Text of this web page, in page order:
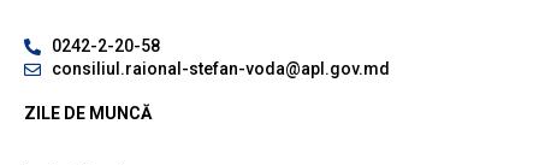
0242-2-20-58
consiliul.raional-stefan-voda@apl.gov.md
ZILE DE MUNCĂ